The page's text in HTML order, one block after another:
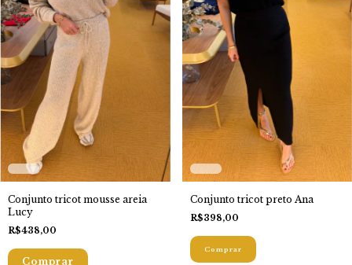
Conjunto tricot mousse areia
Lucy
R$438,00
Conjunto tricot preto Ana
R$398,00
Comprar